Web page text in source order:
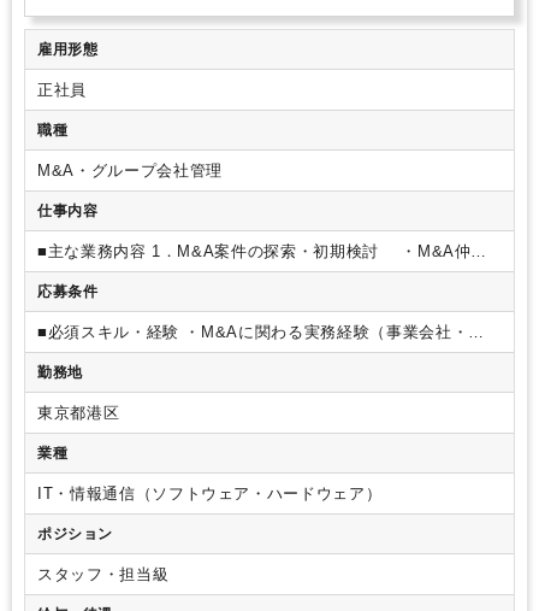
業の創出を目指しています！
雇用形態
正社員
職種
M&A・グループ会社管理
仕事内容
■主な業務内容 1．M&A案件の探索・初期検討 ・M&A仲介
会社や金融機関との連携による案件情報の収集・受領案件
の初期スクリーニング（事業内容・成長性・戦略適合性の整
理）
・経営陣／事業責任者とのディスカッション資料作成
・トップ面談等の調整および実施支援 2．デューデリジェン
スの推進
・外部アドバイザーとの連携および論点整理・投資判断
に必要なリスク整理（財務リスク、事業リスク等）
後のシナジー仮説の整理および数値インパクトの検討 3．契約
締結・PMI推進
計画策定および各部門との調整・PMIプロジェクトの進行管
理 ※案件規模やフェーズ・候補者様のご経験領域に応じて担
当範囲は調整します。
応募条件
■必須スキル・経験 ・M&Aに関わる実務経験（事業会社・
FAS・仲介会社等）・事業会社における経営企画／事業投資
推進のご経験
巻き込みながらプロジェクトを推進した経験を重視します。
※上記の「業務内容」欄に記載されている内容全てのご経験が
なくても、一部で問題ございません。
投資銀行、FAS、戦略コンサル等でのディール経験・デュー
デリジェンス主担当経験 ・PMIの推進経験・財務モデリング
の経験・IT／テクノロジー業界に関する知見
勤務地
東京都港区
業種
IT・情報通信（ソフトウェア・ハードウェア）
ポジション
スタッフ・担当級